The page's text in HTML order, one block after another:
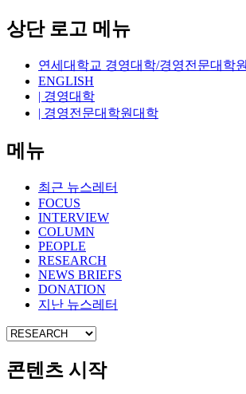
상단 로고 메뉴
연세대학교 경영대학/경영전문대학
ENGLISH
| 경영대학
| 경영전문대학원대학
메뉴
최근 뉴스레터
FOCUS
INTERVIEW
COLUMN
PEOPLE
RESEARCH
NEWS BRIEFS
DONATION
지난 뉴스레터
콘텐츠 시작